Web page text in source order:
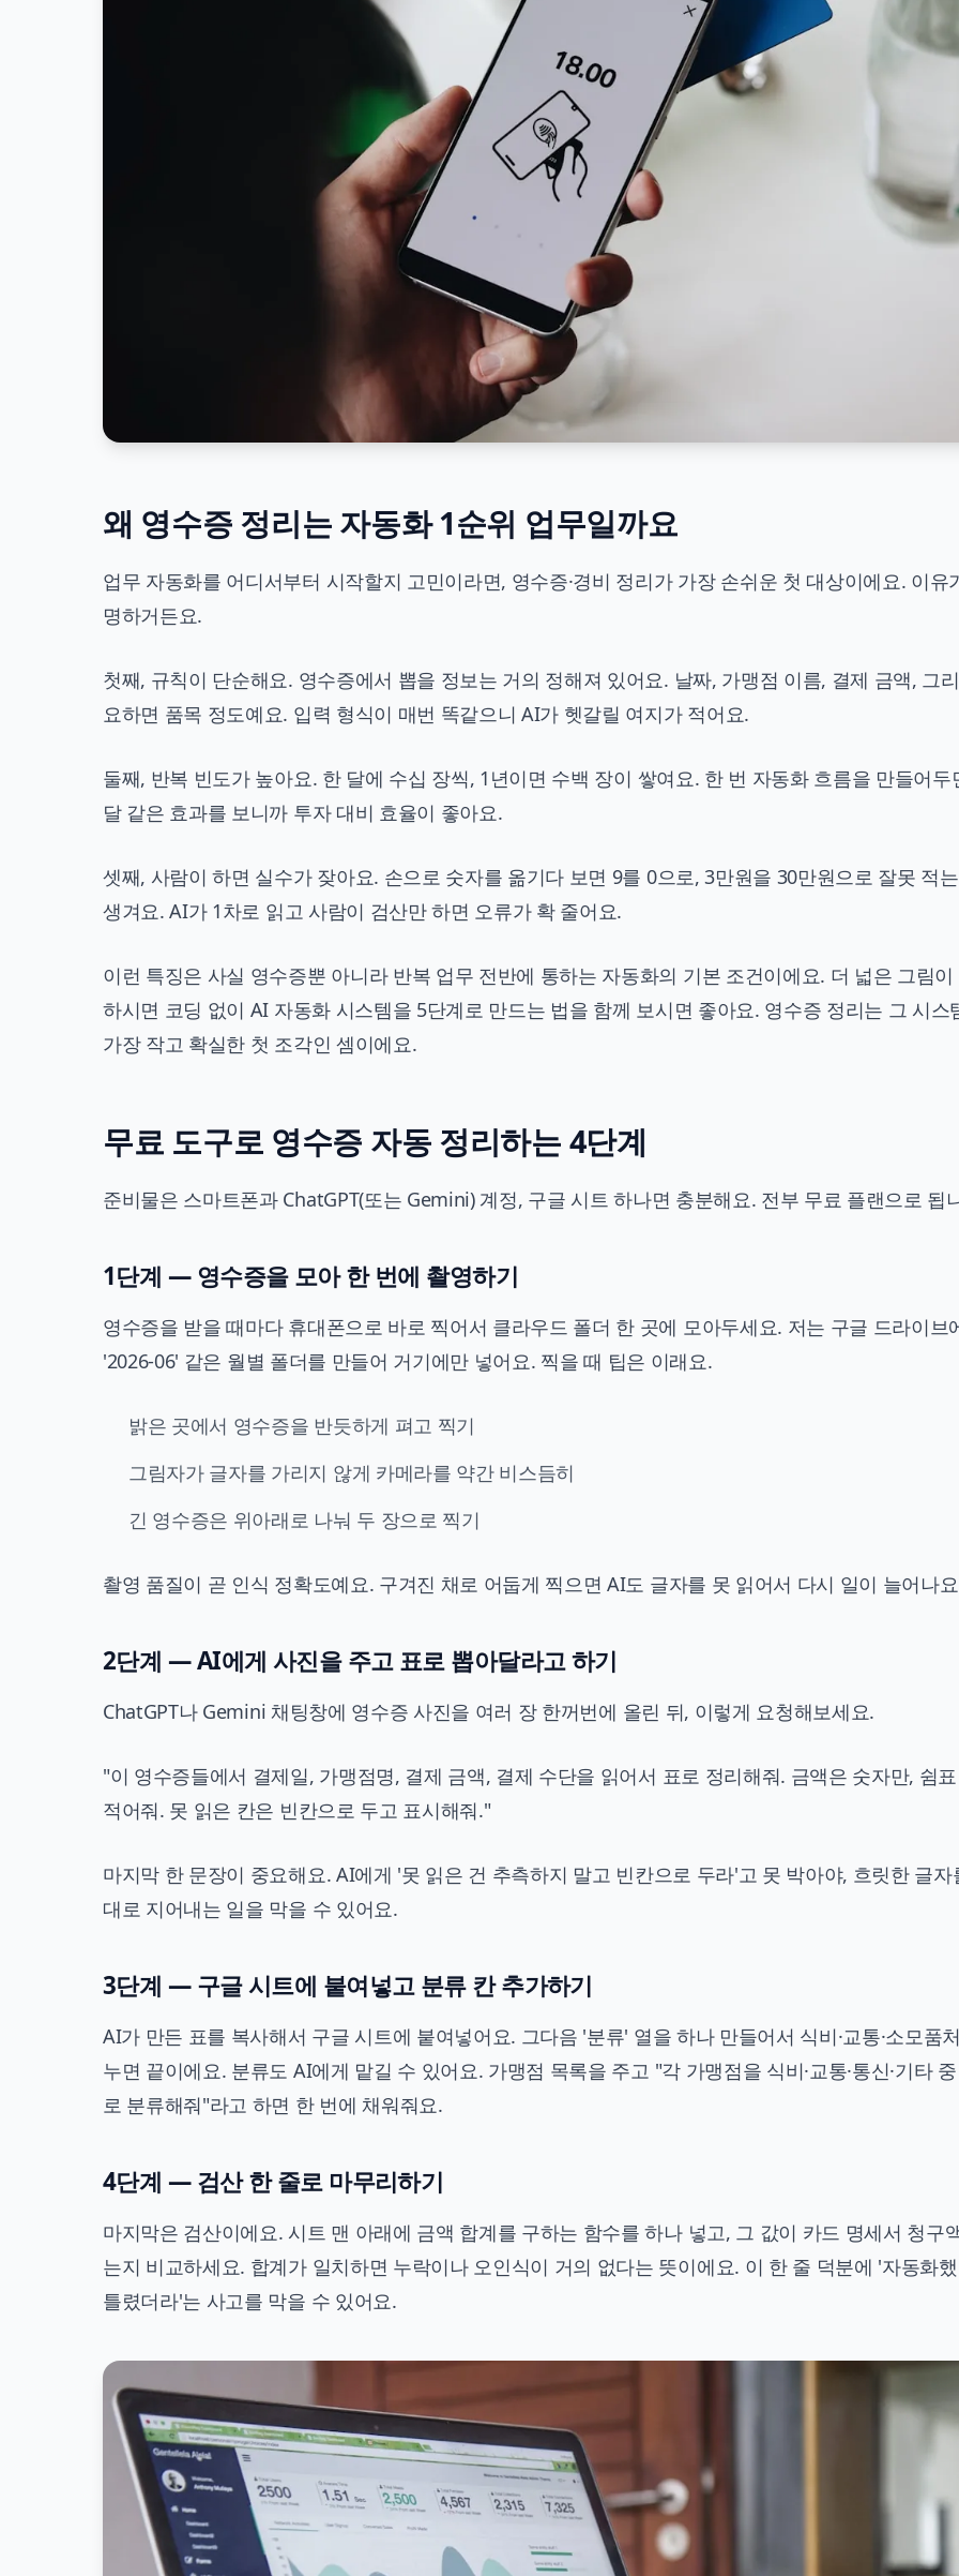
왜 영수증 정리는 자동화 1순위 업무일까요
업무 자동화를 어디서부터 시작할지 고민이라면, 영수증·경비 정리가 가장 손쉬운 첫 대상이에요. 이유
명하거든요.
첫째, 규칙이 단순해요. 영수증에서 뽑을 정보는 거의 정해져 있어요. 날짜, 가맹점 이름, 결제 금액, 그
요하면 품목 정도예요. 입력 형식이 매번 똑같으니 AI가 헷갈릴 여지가 적어요.
둘째, 반복 빈도가 높아요. 한 달에 수십 장씩, 1년이면 수백 장이 쌓여요. 한 번 자동화 흐름을 만들어두
달 같은 효과를 보니까 투자 대비 효율이 좋아요.
셋째, 사람이 하면 실수가 잦아요. 손으로 숫자를 옮기다 보면 9를 0으로, 3만원을 30만원으로 잘못 적
생겨요. AI가 1차로 읽고 사람이 검산만 하면 오류가 확 줄어요.
이런 특징은 사실 영수증뿐 아니라 반복 업무 전반에 통하는 자동화의 기본 조건이에요. 더 넓은 그림이
하시면 코딩 없이 AI 자동화 시스템을 5단계로 만드는 법을 함께 보시면 좋아요. 영수증 정리는 그 시스
가장 작고 확실한 첫 조각인 셈이에요.
무료 도구로 영수증 자동 정리하는 4단계
준비물은 스마트폰과 ChatGPT(또는 Gemini) 계정, 구글 시트 하나면 충분해요. 전부 무료 플랜으로 됩
1단계 — 영수증을 모아 한 번에 촬영하기
영수증을 받을 때마다 휴대폰으로 바로 찍어서 클라우드 폴더 한 곳에 모아두세요. 저는 구글 드라이브
'2026-06' 같은 월별 폴더를 만들어 거기에만 넣어요. 찍을 때 팁은 이래요.
밝은 곳에서 영수증을 반듯하게 펴고 찍기
그림자가 글자를 가리지 않게 카메라를 약간 비스듬히
긴 영수증은 위아래로 나눠 두 장으로 찍기
촬영 품질이 곧 인식 정확도예요. 구겨진 채로 어둡게 찍으면 AI도 글자를 못 읽어서 다시 일이 늘어나
2단계 — AI에게 사진을 주고 표로 뽑아달라고 하기
ChatGPT나 Gemini 채팅창에 영수증 사진을 여러 장 한꺼번에 올린 뒤, 이렇게 요청해보세요.
"이 영수증들에서 결제일, 가맹점명, 결제 금액, 결제 수단을 읽어서 표로 정리해줘. 금액은 숫자만, 쉼
적어줘. 못 읽은 칸은 빈칸으로 두고 표시해줘."
마지막 한 문장이 중요해요. AI에게 '못 읽은 건 추측하지 말고 빈칸으로 두라'고 못 박아야, 흐릿한 글자
대로 지어내는 일을 막을 수 있어요.
3단계 — 구글 시트에 붙여넣고 분류 칸 추가하기
AI가 만든 표를 복사해서 구글 시트에 붙여넣어요. 그다음 '분류' 열을 하나 만들어서 식비·교통·소모품
누면 끝이에요. 분류도 AI에게 맡길 수 있어요. 가맹점 목록을 주고 "각 가맹점을 식비·교통·통신·기타
로 분류해줘"라고 하면 한 번에 채워줘요.
4단계 — 검산 한 줄로 마무리하기
마지막은 검산이에요. 시트 맨 아래에 금액 합계를 구하는 함수를 하나 넣고, 그 값이 카드 명세서 청구
는지 비교하세요. 합계가 일치하면 누락이나 오인식이 거의 없다는 뜻이에요. 이 한 줄 덕분에 '자동화
틀렸더라'는 사고를 막을 수 있어요.